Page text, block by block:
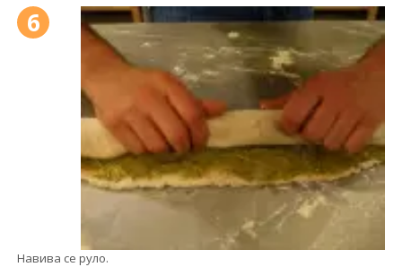
6
Навива се руло.